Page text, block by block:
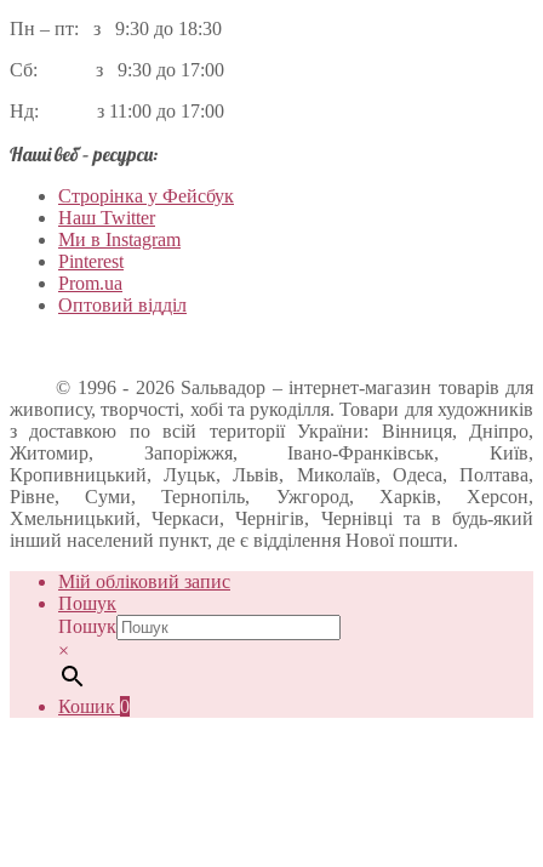
Пн – пт: з 9:30 до 18:30
Сб: з 9:30 до 17:00
Нд: з 11:00 до 17:00
Наші веб – ресурси:
Строрінка у Фейсбук
Наш Twitter
Ми в Instagram
Pinterest
Prom.ua
Оптовий відділ
© 1996 - 2026 Sальвадор – інтернет-магазин товарів для
живопису, творчості, хобі та рукоділля. Товари для художників
з доставкою по всій території України: Вінниця, Дніпро,
Житомир, Запоріжжя, Івано-Франківськ, Київ,
Кропивницький, Луцьк, Львів, Миколаїв, Одеса, Полтава,
Рівне, Суми, Тернопіль, Ужгород, Харків, Херсон,
Хмельницький, Черкаси, Чернігів, Чернівці та в будь-який
інший населений пункт, де є відділення Нової пошти.
Мій обліковий запис
Пошук
Пошук
×
Кошик 0